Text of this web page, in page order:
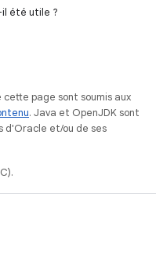
été utile ?
page sont soumis aux
. Java et OpenJDK sont
d'Oracle et/ou de ses